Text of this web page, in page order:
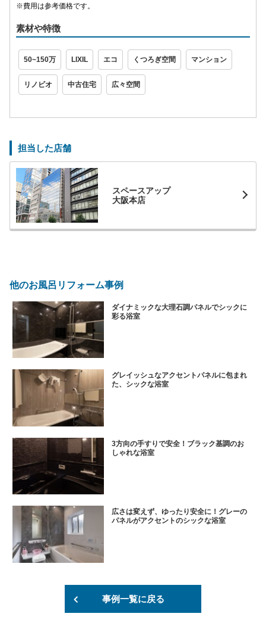
※費用は参考価格です。
素材や特徴
50~150万 LIXIL エコ くつろぎ空間 マンション
リノビオ 中古住宅 広々空間
担当した店舗
スペースアップ
大阪本店
他のお風呂リフォーム事例
ダイナミックな大理石調パネルでシックに
彩る浴室
グレイッシュなアクセントパネルに包まれ
た、シックな浴室
3方向の手すりで安全！ブラック基調のお
しゃれな浴室
広さは変えず、ゆったり安全に！グレーの
パネルがアクセントのシックな浴室
事例一覧に戻る